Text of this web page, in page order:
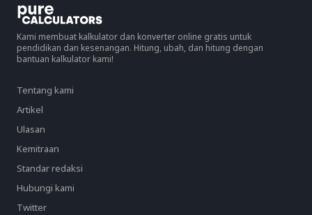
Kami membuat kalkulator dan konverter online gratis untuk
pendidikan dan kesenangan. Hitung, ubah, dan hitung dengan
bantuan kalkulator kami!
Tentang kami
Artikel
Ulasan
Kemitraan
Standar redaksi
Hubungi kami
Twitter